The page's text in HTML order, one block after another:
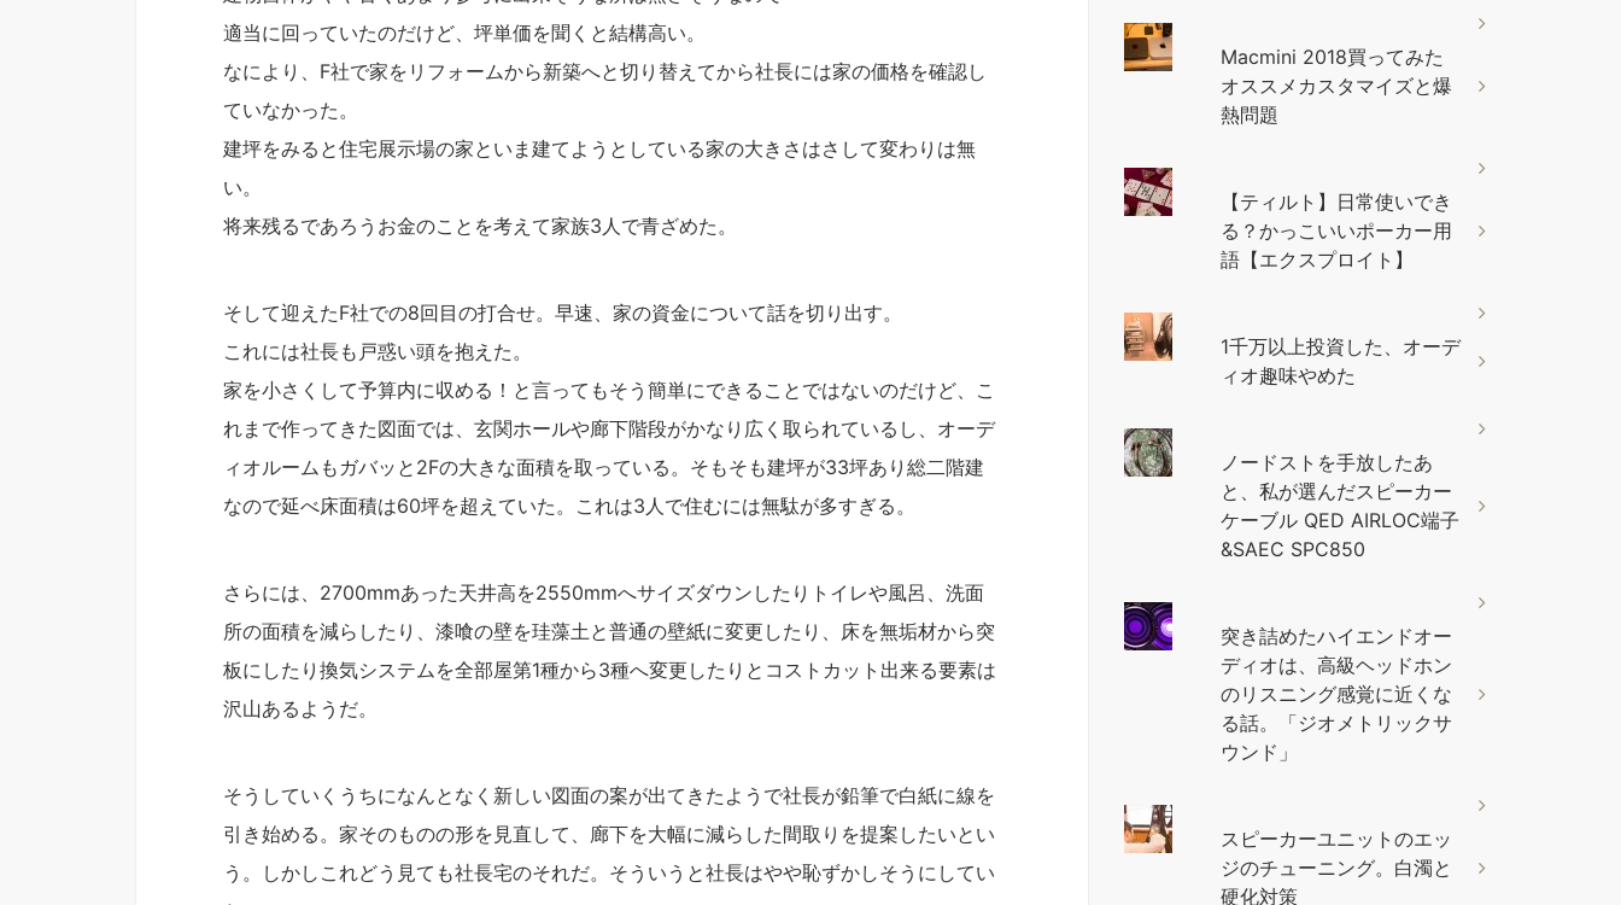
適当に回っていたのだけど、坪単価を聞くと結構高い。
なにより、F社で家をリフォームから新築へと切り替えてから社長には家の価格を確認し
ていなかった。
建坪をみると住宅展示場の家といま建てようとしている家の大きさはさして変わりは無
い。
将来残るであろうお金のことを考えて家族3人で青ざめた。
そして迎えたF社での8回目の打合せ。早速、家の資金について話を切り出す。
これには社長も戸惑い頭を抱えた。
家を小さくして予算内に収める！と言ってもそう簡単にできることではないのだけど、こ
れまで作ってきた図面では、玄関ホールや廊下階段がかなり広く取られているし、オーデ
ィオルームもガバッと2Fの大きな面積を取っている。そもそも建坪が33坪あり総二階建
なので延べ床面積は60坪を超えていた。これは3人で住むには無駄が多すぎる。
さらには、2700mmあった天井高を2550mmへサイズダウンしたりトイレや風呂、洗面
所の面積を減らしたり、漆喰の壁を珪藻土と普通の壁紙に変更したり、床を無垢材から突
板にしたり換気システムを全部屋第1種から3種へ変更したりとコストカット出来る要素は
沢山あるようだ。
そうしていくうちになんとなく新しい図面の案が出てきたようで社長が鉛筆で白紙に線を
引き始める。家そのものの形を見直して、廊下を大幅に減らした間取りを提案したいとい
う。しかしこれどう見ても社長宅のそれだ。そういうと社長はやや恥ずかしそうにしてい
Macmini 2018買ってみた
オススメカスタマイズと爆
熱問題
【ティルト】日常使いでき
る？かっこいいポーカー用
語【エクスプロイト】
1千万以上投資した、オーデ
ィオ趣味やめた
ノードストを手放したあ
と、私が選んだスピーカー
ケーブル QED AIRLOC端子
&SAEC SPC850
突き詰めたハイエンドオー
ディオは、高級ヘッドホン
のリスニング感覚に近くな
る話。「ジオメトリックサ
ウンド」
スピーカーユニットのエッ
ジのチューニング。白濁と
硬化対策